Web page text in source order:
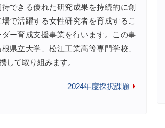
できる優れた研究成果を持続的に創
で活躍する女性研究者を育成するこ
ー育成支援事業を行います。この事
県立大学、松江工業高等専門学校、
して取り組みます。
2024年度採択課題